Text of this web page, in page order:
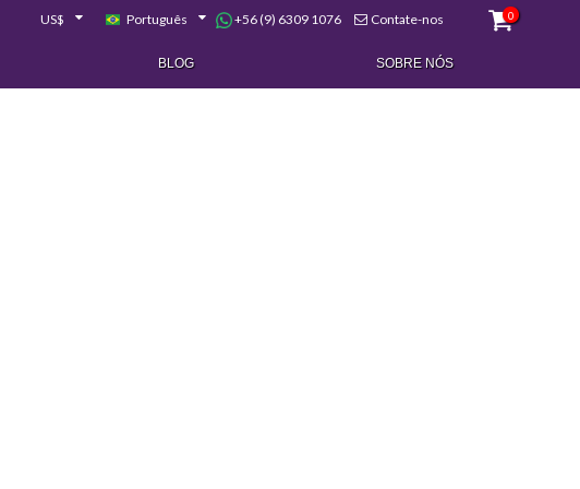
US$ Português +56 (9) 6309 1076 Contate-nos 0
BLOG SOBRE NÓS